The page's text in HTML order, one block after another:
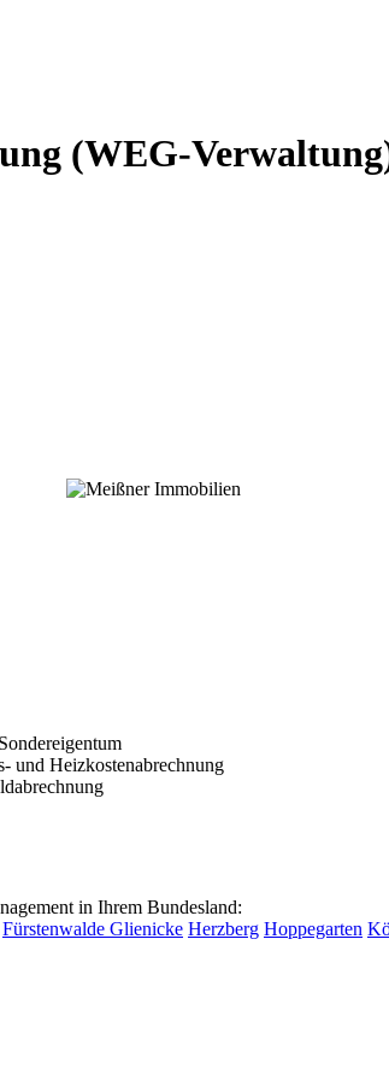
(WEG-
und Heizkostenabrechnung
in Ihrem Bundesland:
Fürstenwalde Glienicke Herzberg Hoppegarten